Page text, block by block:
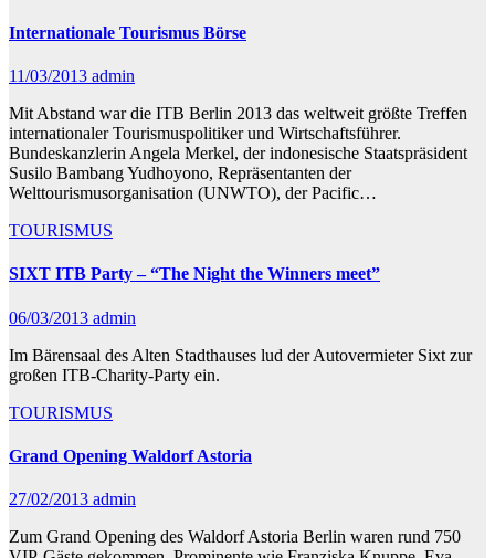
Internationale Tourismus Börse
11/03/2013 admin
Mit Abstand war die ITB Berlin 2013 das weltweit größte Treffen
internationaler Tourismuspolitiker und Wirtschaftsführer.
Bundeskanzlerin Angela Merkel, der indonesische Staatspräsident
Susilo Bambang Yudhoyono, Repräsentanten der
Welttourismusorganisation (UNWTO), der Pacific…
TOURISMUS
SIXT ITB Party – “The Night the Winners meet”
06/03/2013 admin
Im Bärensaal des Alten Stadthauses lud der Autovermieter Sixt zur
großen ITB-Charity-Party ein.
TOURISMUS
Grand Opening Waldorf Astoria
27/02/2013 admin
Zum Grand Opening des Waldorf Astoria Berlin waren rund 750